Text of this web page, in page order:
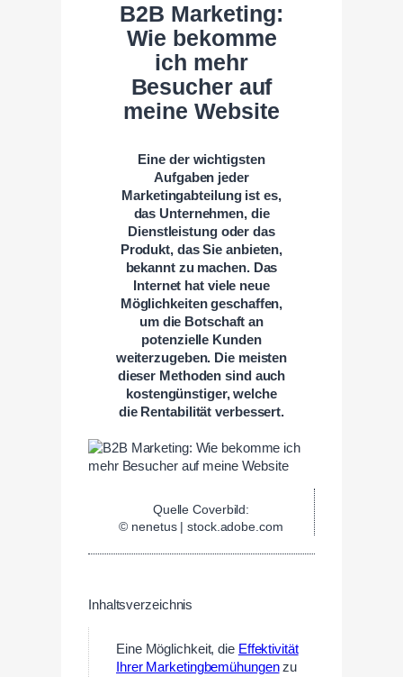
B2B Marketing:
Wie bekomme
ich mehr
Besucher auf
meine Website
Eine der wichtigsten
Aufgaben jeder
Marketingabteilung ist es,
das Unternehmen, die
Dienstleistung oder das
Produkt, das Sie anbieten,
bekannt zu machen. Das
Internet hat viele neue
Möglichkeiten geschaffen,
um die Botschaft an
potenzielle Kunden
weiterzugeben. Die meisten
dieser Methoden sind auch
kostengünstiger, welche
die Rentabilität verbessert.
Quelle Coverbild:
© nenetus | stock.adobe.com
Inhaltsverzeichnis
Eine Möglichkeit, die Effektivität
Ihrer Marketingbemühungenzu